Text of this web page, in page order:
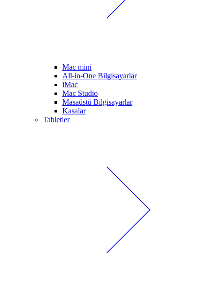
Mac mini
All-in-One Bilgisayarlar
iMac
Mac Studio
Masaüstü Bilgisayarlar
Kasalar
Tabletler